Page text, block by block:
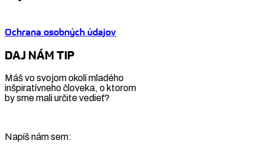
Ochrana osobných údajov
DAJ NÁM TIP
Máš vo svojom okolí mladého
inšpiratívneho človeka, o ktorom
by sme mali určite vedieť?
Napíš nám sem: